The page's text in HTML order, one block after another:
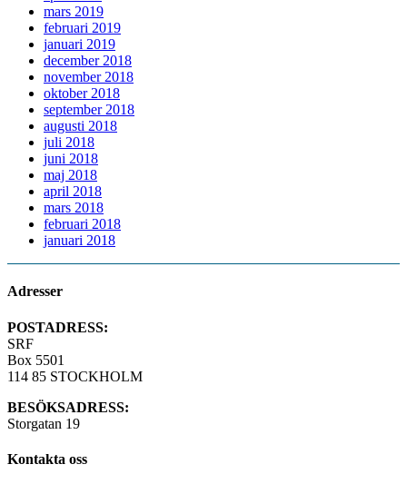
mars 2019
februari 2019
januari 2019
december 2018
november 2018
oktober 2018
september 2018
augusti 2018
juli 2018
juni 2018
maj 2018
april 2018
mars 2018
februari 2018
januari 2018
Adresser
POSTADRESS:
SRF
Box 5501
114 85 STOCKHOLM
BESÖKSADRESS:
Storgatan 19
Kontakta oss